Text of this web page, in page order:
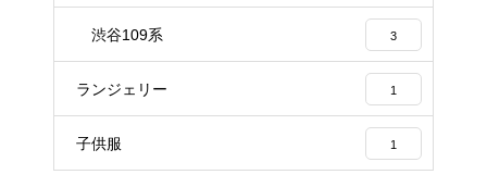
渋谷109系 3
ランジェリー 1
子供服 1